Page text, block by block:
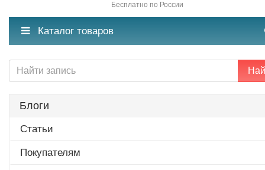
Бесплатно по России
Каталог товаров
Блоги
Статьи
Покупателям